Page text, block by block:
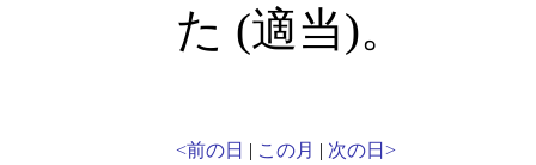
た (適当)。
<前の日 | この月 | 次の日>